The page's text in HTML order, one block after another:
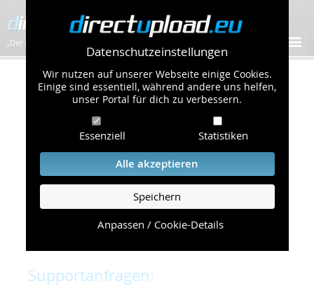
Datenschutzeinstellungen
Wir nutzen auf unserer Webseite einige Cookies.
Einige sind essentiell, während andere uns helfen,
unser Portal für dich zu verbessern.
Essenziell Statistiken
Alle akzeptieren
Speichern
Anpassen / Cookie-Details
„Der schnellste Bilder-Hoster im Web!”
Kontakt & Support
Um eine schnelle und unkomplizierte
Bearbeitung Ihres Problems zu gewährleisten,
bitten wir Sie,
folgende Punkte zu beachten und einzuhalten.
Die schnellste Hilfe finden Sie auf unserer
Seite, die die häufig gestellten Fragen
Supportanfragen: